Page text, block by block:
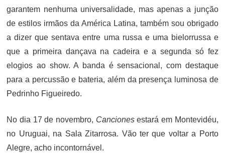
garantem nenhuma universalidade, mas apenas a junção
de estilos irmãos da América Latina, também sou obrigado
a dizer que sentava entre uma russa e uma bielorrussa e
que a primeira dançava na cadeira e a segunda só fez
elogios ao show. A banda é sensacional, com destaque
para a percussão e bateria, além da presença luminosa de
Pedrinho Figueiredo.
No dia 17 de novembro, Cancionesestará em Montevidéu,
no Uruguai, na Sala Zitarrosa. Vão ter que voltar a Porto
Alegre, acho incontornável.